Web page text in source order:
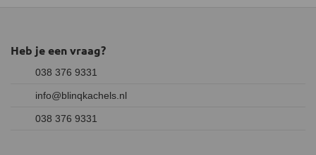
Heb je een vraag?
038 376 9331
info@blinqkachels.nl
038 376 9331